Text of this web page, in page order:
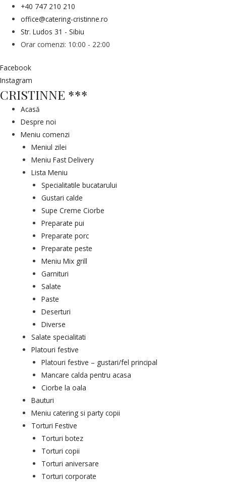
+40 747 210 210
office@catering-cristinne.ro
Str. Ludos 31 - Sibiu
Orar comenzi: 10:00 - 22:00
Facebook
Instagram
CRISTINNE ***
Acasă
Despre noi
Meniu comenzi
Meniul zilei
Meniu Fast Delivery
Lista Meniu
Specialitatile bucatarului
Gustari calde
Supe Creme Ciorbe
Preparate pui
Preparate porc
Preparate peste
Meniu Mix grill
Garnituri
Salate
Paste
Deserturi
Diverse
Salate specialitati
Platouri festive
Platouri festive – gustari/fel principal
Mancare calda pentru acasa
Ciorbe la oala
Bauturi
Meniu catering si party copii
Torturi Festive
Torturi botez
Torturi copii
Torturi aniversare
Torturi corporate